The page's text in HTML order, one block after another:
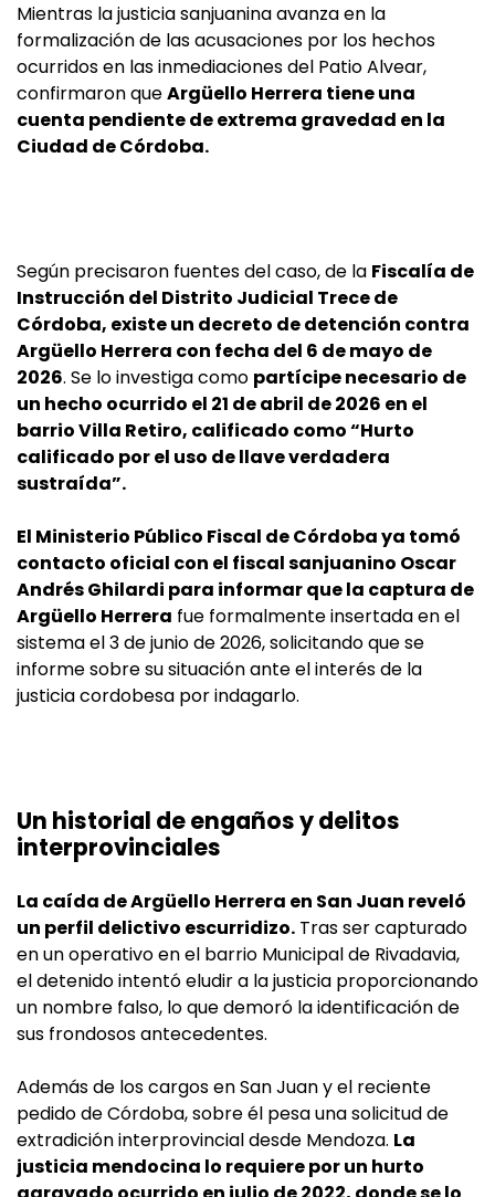
Mientras la justicia sanjuanina avanza en la
formalización de las acusaciones por los hechos
ocurridos en las inmediaciones del Patio Alvear,
confirmaron queArgüello Herrera tiene una
cuenta pendiente de extrema gravedad en la
Ciudad de Córdoba.
Según precisaron fuentes del caso, de la Fiscalía de
Instrucción del Distrito Judicial Trece de
Córdoba, existe un decreto de detención contra
Argüello Herrera con fecha del 6 de mayo de
2026. Se lo investiga como partícipe necesario de
un hecho ocurrido el 21 de abril de 2026 en el
barrio Villa Retiro, calificado como “Hurto
calificado por el uso de llave verdadera
sustraída”.
El Ministerio Público Fiscal de Córdoba ya tomó
contacto oficial con el fiscal sanjuanino Oscar
Andrés Ghilardi para informar que la captura de
Argüello Herrera fue formalmente insertada en el
sistema el 3 de junio de 2026, solicitando que se
informe sobre su situación ante el interés de la
justicia cordobesa por indagarlo.
Un historial de engaños y delitos
interprovinciales
La caída de Argüello Herrera en San Juan reveló
un perfil delictivo escurridizo. Tras ser capturado
en un operativo en el barrio Municipal de Rivadavia,
el detenido intentó eludir a la justicia proporcionando
un nombre falso, lo que demoró la identificación de
sus frondosos antecedentes.
Además de los cargos en San Juan y el reciente
pedido de Córdoba, sobre él pesa una solicitud de
extradición interprovincial desde Mendoza. La
justicia mendocina lo requiere por un hurto